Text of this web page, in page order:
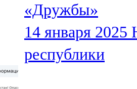
71,51 FM
Кукмара
107,9 FM
«Дружбы»
14 января 2025
республики